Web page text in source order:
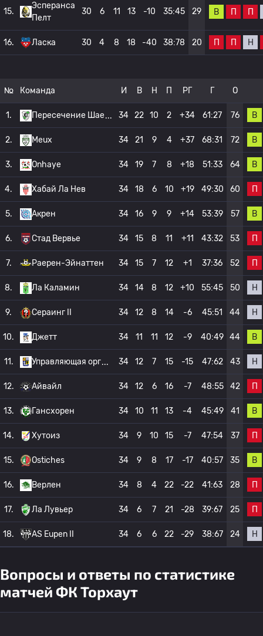
15.
Эсперанса
Пелт
30 6 11 13 -10 35:45 29 В П П
16. Ласка 30 4 8 18 -40 38:78 20 П П Н
№ Команда И В Н П РГ Г О
1. Пересечение Шае 34 22 10 2 +34 61:27 76 В
2. Meux 34 21 9 4 +37 68:31 72 В
3. Onhaye 34 19 7 8 +18 51:33 64 В
4. Хабай Ла Нев 34 18 6 10 +19 49:30 60 П
5. Акрен 34 16 9 9 +14 53:39 57 В
6. Стад Вервье 34 15 8 11 +11 43:32 53 П
7. Раерен-Эйнаттен 34 15 7 12 +1 37:36 52 П
8. Ла Каламин 34 14 8 12 +10 55:45 50 Н
9. Сераинг II 34 12 8 14 -6 45:51 44 Н
10. Джетт 34 11 11 12 -9 40:49 44 В
11. Управляющая орг 34 12 7 15 -15 47:62 43 Н
12. Айвайл 34 12 6 16 -7 48:55 42 П
13. Гансхорен 34 10 11 13 -4 45:49 41 В
14. Хутоиз 34 9 10 15 -7 47:54 37 П
15. Ostiches 34 9 8 17 -17 40:57 35 В
16. Верлен 34 8 4 22 -22 41:63 28 П
17. Ла Лувьер 34 6 7 21 -28 39:67 25 П
18. AS Eupen II 34 6 6 22 -29 38:67 24 Н
Вопросы и ответы по статистике
матчей ФК Торхаут